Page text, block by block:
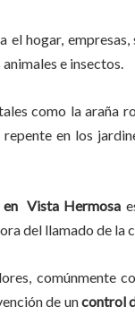
hogar,
e insectos.
como la araña
en los
Vista Hermosa
del llamado de la
comúnmente
de uncontrol